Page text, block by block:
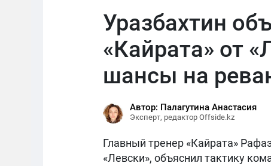
Уразбахтин
«Кайрата» от
шансы на
Автор: Палагутина Анастасия
Эксперт, редактор Offside.kz
Главный тренер «Кайрата»
«Левски», объяснил тактику